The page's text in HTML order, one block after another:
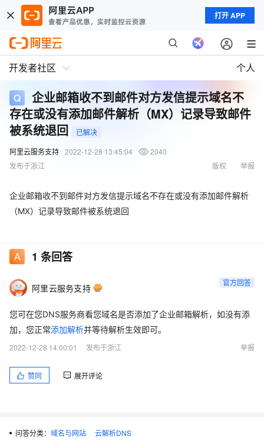
打开 APP
开发者社区 个人
企业邮箱收不到邮件对方发信提示域名不
存在或没有添加邮件解析（MX）记录导致邮件
被系统退回
已解决
阿里云服务支持 2022-12-28 13:45:04
2040
发布于浙江
举报
版权
企业邮箱收不到邮件对方发信提示域名不存在或没有添加邮件解析
（MX）记录导致邮件被系统退回
1 条回答
阿里云服务支持 官方回答
您可在您DNS服务商看您域名是否添加了企业邮箱解析，如没有添
加，您正常添加解析并等待解析生效即可。
2022-12-28 14:00:01
发布于浙江 举报
赞同 展开评论
问答分类： 域名与网站
云解析DNS